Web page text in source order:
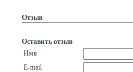
Отзыв
Оставить отзыв
Имя
E-mail